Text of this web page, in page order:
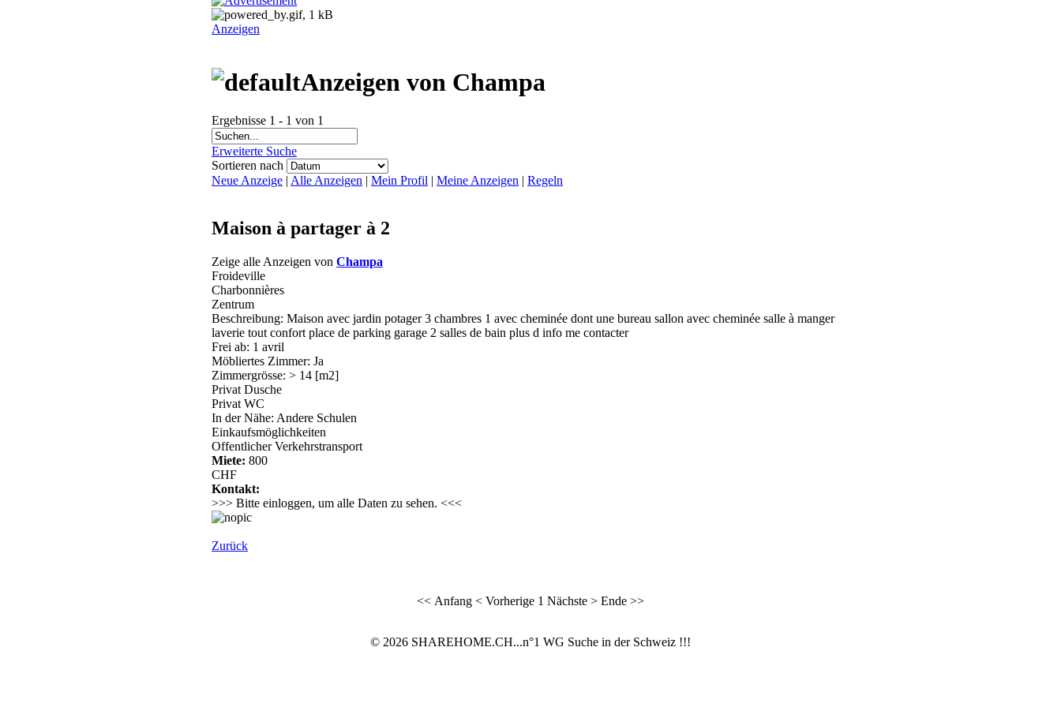
Anzeigen
Anzeigen von Champa
Ergebnisse 1 - 1 von 1
Erweiterte Suche
Sortieren nach
Neue Anzeige | Alle Anzeigen | Mein Profil | Meine Anzeigen | Regeln
Maison à partager à 2
Zeige alle Anzeigen von Champa
Froideville
Charbonnières
Zentrum
Beschreibung: Maison avec jardin potager 3 chambres 1 avec cheminée dont une bureau sallon avec cheminée salle à manger
laverie tout confort place de parking garage 2 salles de bain plus d info me contacter
Frei ab: 1 avril
Möbliertes Zimmer: Ja
Zimmergrösse: > 14 [m2]
Privat Dusche
Privat WC
In der Nähe: Andere Schulen
Einkaufsmöglichkeiten
Offentlicher Verkehrstransport
Miete: 800
CHF
Kontakt:
>>> Bitte einloggen, um alle Daten zu sehen. <<<
Zurück
<< Anfang < Vorherige 1 Nächste > Ende >>
© 2026 SHAREHOME.CH...n°1 WG Suche in der Schweiz !!!